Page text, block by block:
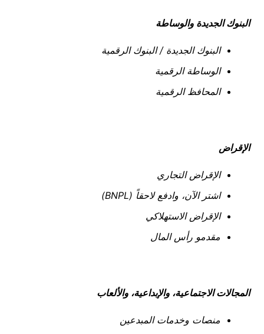
البنوك الجديدة والوساطة
البنوك الجديدة / البنوك الرقمية
الوساطة الرقمية
المحافظ الرقمية
الإقراض
الإقراض التجاري
اشتر الآن، وادفع لاحقاً (BNPL
)
الإقراض الاستهلاكي
مقدمو رأس المال
المجالات الاجتماعية، والإبداعية، والألعاب
منصات وخدمات المبدعين